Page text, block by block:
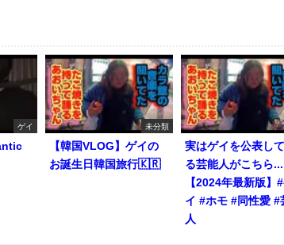
ゲイ 未分類
【韓国VLOG】ゲイの
お誕生日韓国旅行🇰🇷
実はゲイを公表し
る芸能人がこちら...
【2024年最新版】
イ #ホモ #同性愛 #
人